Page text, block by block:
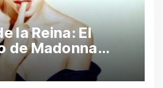
la Reina: El
de Madonna
con ataques
y confesiones